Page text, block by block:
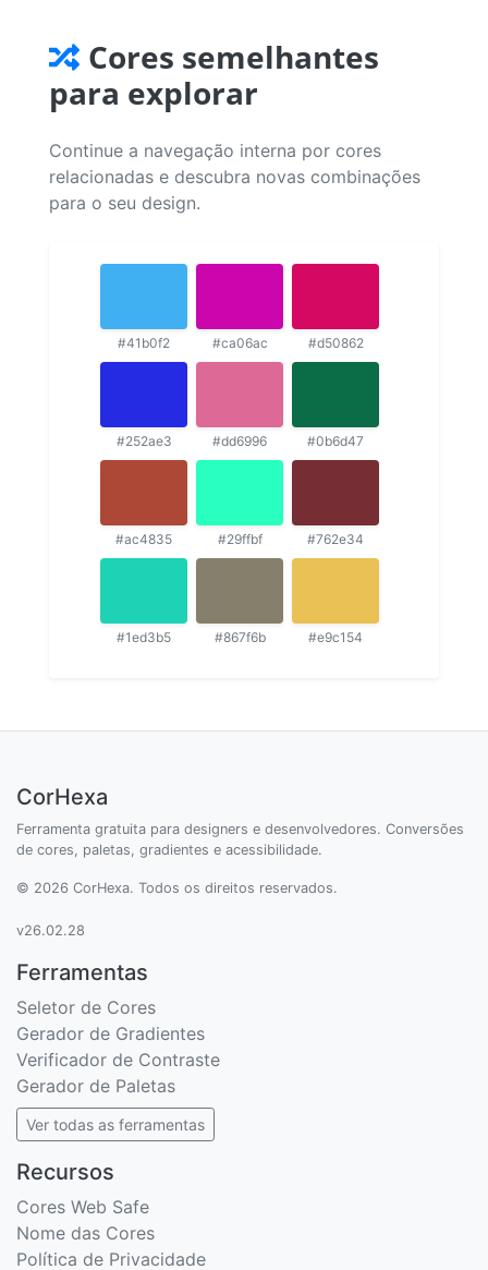
Cores semelhantes
para explorar
Continue a navegação interna por cores
relacionadas e descubra novas combinações
para o seu design.
#41b0f2 #ca06ac #d50862
#252ae3 #dd6996 #0b6d47
#ac4835 #29ffbf #762e34
#1ed3b5 #867f6b #e9c154
CorHexa
Ferramenta gratuita para designers e desenvolvedores. Conversões
de cores, paletas, gradientes e acessibilidade.
© 2026 CorHexa. Todos os direitos reservados.
v26.02.28
Ferramentas
Seletor de Cores
Gerador de Gradientes
Verificador de Contraste
Gerador de Paletas
Ver todas as ferramentas
Recursos
Cores Web Safe
Nome das Cores
Política de Privacidade